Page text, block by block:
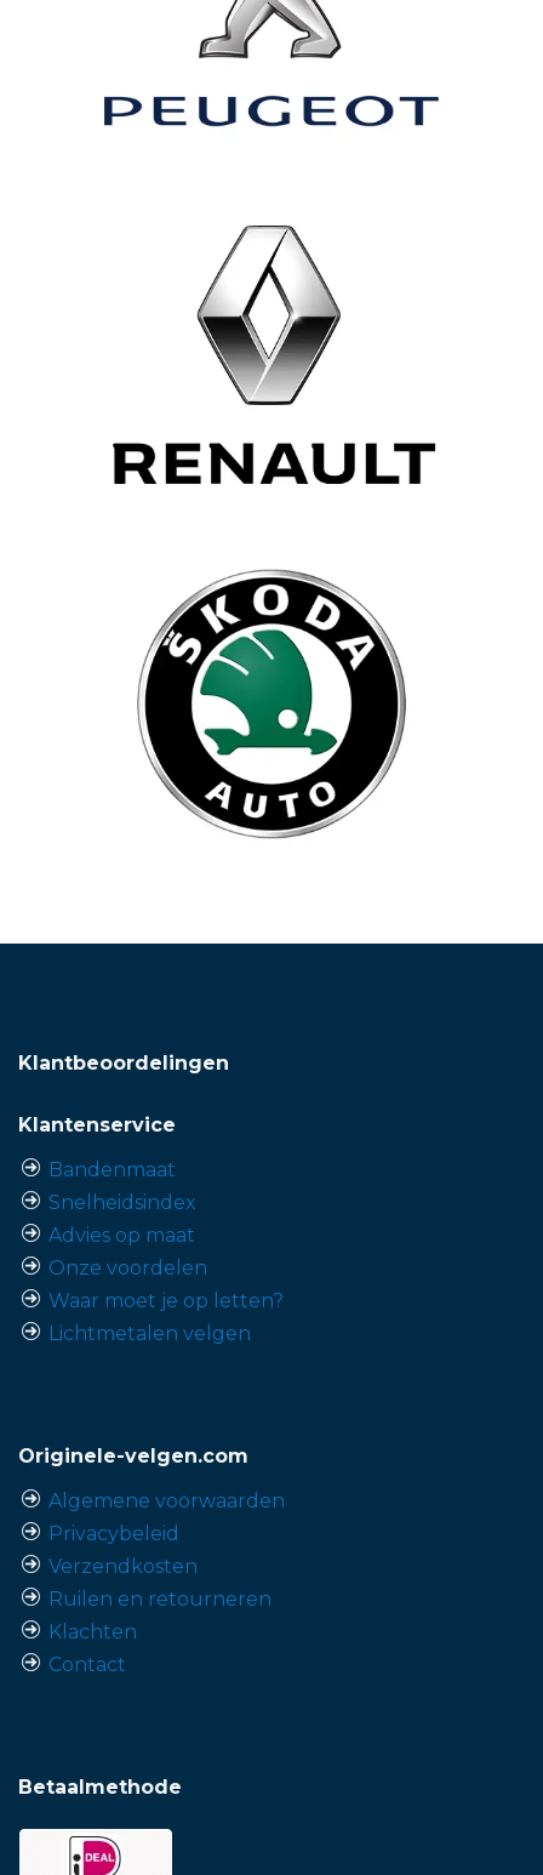
Klantbeoordelingen
Klantenservice
Bandenmaat
Snelheidsindex
Advies op maat
Onze voordelen
Waar moet je op letten?
Lichtmetalen velgen
Originele-velgen.com
Algemene voorwaarden
Privacybeleid
Verzendkosten
Ruilen en retourneren
Klachten
Contact
Betaalmethode